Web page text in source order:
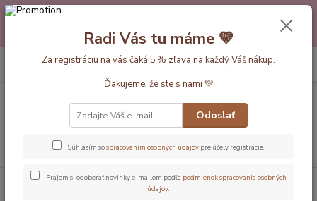
Máte nejakú otázku alebo váhate s výberom? Neváhajte a zavolajte
pokojne aj večer alebo cez víkend. Sme tu pre Vás.💛 Petra a babička
Monička
EUR
Hľadať
+420 777 610 855
Dĺžka vaku 110cm (12-36mesiac)
Morský svet CELOROČNÝ
spací vak odopínateľnými rukávmi 12-36 mesiacov, 110cm
Radi Vás tu máme 💛
Za registráciu na vás čaká 5 % zľava na každý Váš nákup.
Ďakujeme, že ste s nami 💛
Odoslať
Súhlasím sospracovaním osobných údajov pre účely registrácie.
Prajem si odoberať novinky e-mailom podľa podmienok spracovania osobných
údajov.